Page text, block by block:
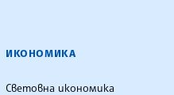
ИКОНОМИКА
Световна икономика